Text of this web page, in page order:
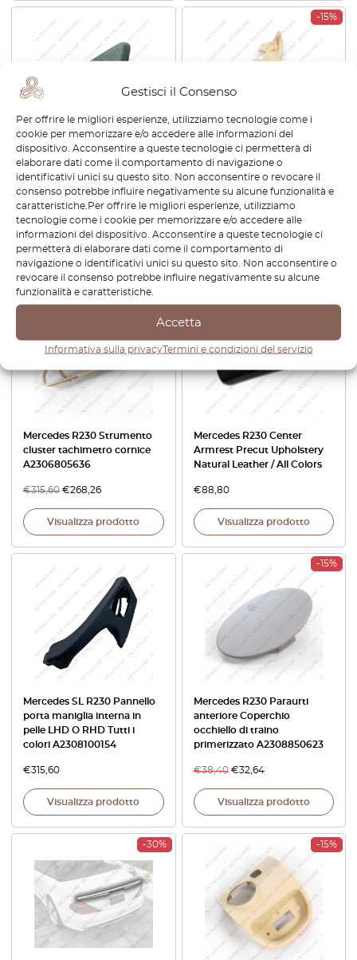
Gestisci il Consenso
Per offrire le migliori esperienze, utilizziamo tecnologie come i
cookie per memorizzare e/o accedere alle informazioni del
dispositivo. Acconsentire a queste tecnologie ci permetterà di
elaborare dati come il comportamento di navigazione o
identificativi unici su questo sito. Non acconsentire o revocare il
consenso potrebbe influire negativamente su alcune funzionalità e
caratteristiche.Per offrire le migliori esperienze, utilizziamo
tecnologie come i cookie per memorizzare e/o accedere alle
informazioni del dispositivo. Acconsentire a queste tecnologie ci
permetterà di elaborare dati come il comportamento di
navigazione o identificativi unici su questo sito. Non acconsentire o
revocare il consenso potrebbe influire negativamente su alcune
funzionalità e caratteristiche.
Accetta
Informativa sulla privacyTermini e condizioni del servizio
Mercedes SL R230 Specchio
interno Rivestimento in pelle
sinistra o destra Tutti i colori
A2307200211 / A2307200411
€74,40
Visualizza prodotto
-15%
Mercedes SL R230
Rivestimento del padiglione
Set di 2 A2306901625
€75,60 € 64,26
Visualizza prodotto
-15%
Mercedes R230 Strumento
cluster tachimetro cornice
A2306805636
€315,60 €268,26
Visualizza prodotto
Mercedes R230 Center
Armrest Precut Upholstery
Natural Leather / All Colors
€88,80
Visualizza prodotto
Mercedes SL R230 Pannello
porta maniglia interna in
pelle LHD O RHD Tutti i
colori A2308100154
€315,60
Visualizza prodotto
-15%
Mercedes R230 Paraurti
anteriore Coperchio
occhiello di traino
primerizzato A2308850623
€38,40 €32,64
Visualizza prodotto
-30% -15%